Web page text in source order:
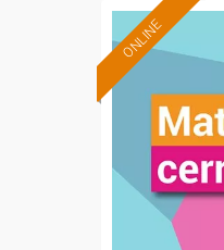
ONLINE